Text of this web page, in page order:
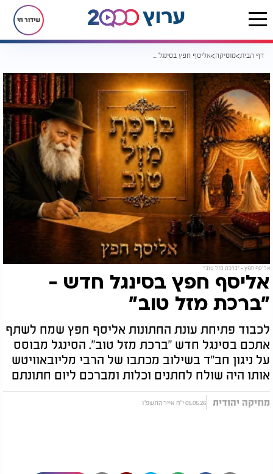
שידור חי
דף הבית מוסיקה אליסף חפץ בסינגל חדש - "ברכת מזל טוב"
אליסף חפץ - "ברכת מזל טוב"
אליסף חפץ בסינגל חדש -
"ברכת מזל טוב"
לכבוד פתיחת עונת החתונות אליסף חפץ שמח לשתף
אתכם בסינגל חדש "ברכת מזל טוב". הסינגל מבוסס
על ניגון חב"ד בשילוב מכתבו של הרבי מליובאוויטש
אותו היה שולח לחתנים וכלות ומברכם ליום חתונתם
מוזיקה יהודית 05.05.26 י"ח אייר התשפ"ו